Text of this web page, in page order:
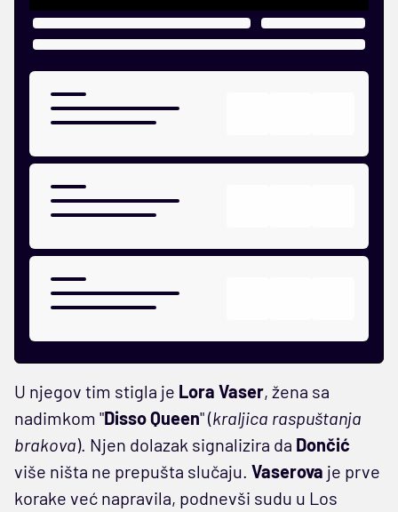
U njegov tim stigla je Lora Vaser, žena sa
nadimkom "Disso Queen" (kraljica raspuštanja
brakova). Njen dolazak signalizira da Dončić
više ništa ne prepušta slučaju. Vaserova je prve
korake već napravila, podnevši sudu u Los